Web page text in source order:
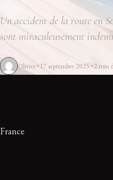
Un accident de la route en
sont miraculeusement
Olivier 17 septembre 2025 2 min
France